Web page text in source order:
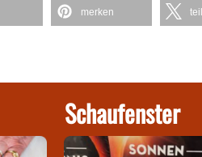
merken
Schaufenster